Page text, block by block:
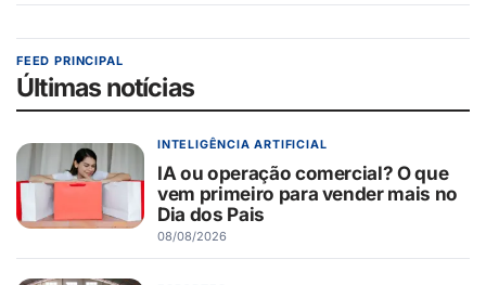
FEED PRINCIPAL
Últimas notícias
INTELIGÊNCIA ARTIFICIAL
IA ou operação comercial? O que
vem primeiro para vender mais no
Dia dos Pais
08/08/2026